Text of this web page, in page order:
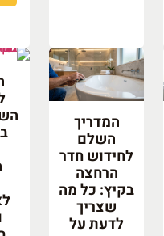
המדריך
השלם
לחידוש חדר
הרחצה
בקיץ: כל מה
שצריך
לדעת על